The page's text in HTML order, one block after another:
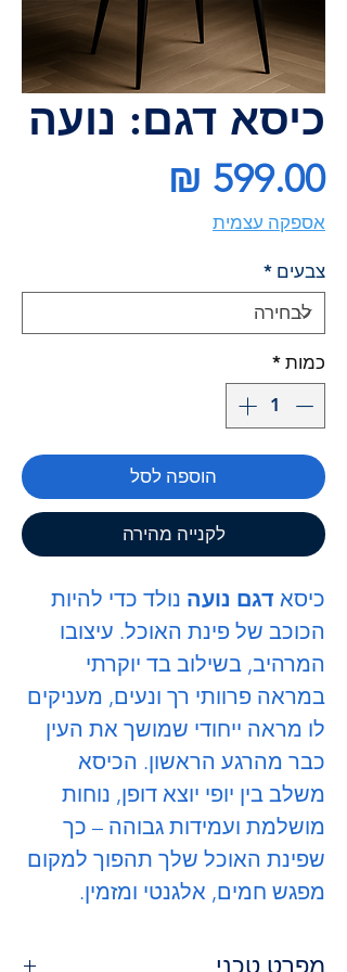
כיסא דגם: נועה
אספקה עצמית
צבעים *
כמות *
הוספה לסל
לקנייה מהירה
כיסא דגם נועה נולד כדי להיות
הכוכב של פינת האוכל. עיצובו
המרהיב, בשילוב בד יוקרתי
במראה פרוותי רך ונעים, מעניקים
לו מראה ייחודי שמושך את העין
כבר מהרגע הראשון. הכיסא
משלב בין יופי יוצא דופן, נוחות
מושלמת ועמידות גבוהה – כך
שפינת האוכל שלך תהפוך למקום
מפגש חמים, אלגנטי ומזמין.
מפרט טכני